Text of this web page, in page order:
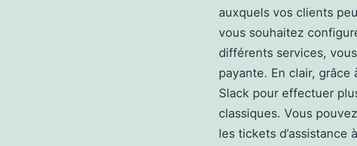
auxquels vos clients
vous souhaitez
différents services,
payante. En clair,
Slack pour effectuer
classiques. Vous
les tickets d’assistance